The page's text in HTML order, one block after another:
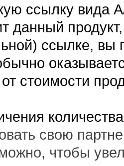
ссылку вида
данный
ссылке, вы
стоимости
свою
чтобы